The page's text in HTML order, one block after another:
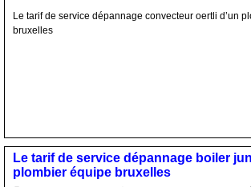
Le tarif de service dépannage convecteur oertli d’un
bruxelles
Le tarif de service dépannage boiler
plombier équipe bruxelles